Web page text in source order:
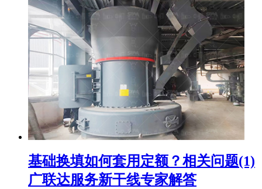
基础换填如何套用定额？相关问题(1)
广联达服务新干线专家解答